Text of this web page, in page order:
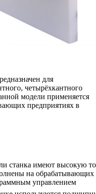
для
четырёхкантного
модели применяется
предприятиях в
станка имеют высокую
на обрабатывающих
управлением